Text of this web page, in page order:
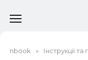
до
nbook » Інструкції та